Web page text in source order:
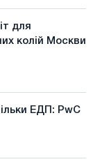
для
колій Москви
ЕДП: PwC